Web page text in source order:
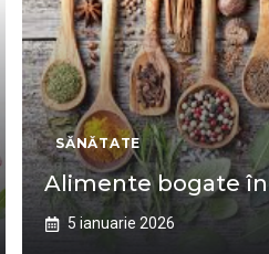
SĂNĂTATE
Alimente bogate
5 ianuarie 2026